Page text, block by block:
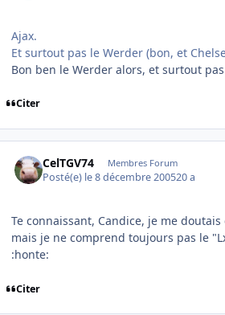
Ajax.
Et surtout pas le Werder (bon, et
Bon ben le Werder alors, et surtout
Citer
CelTGV74 Membres Forum
Posté(e) le 8 décembre 200520 a
Te connaissant, Candice, je me
mais je ne comprend toujours pas le
:honte:
Citer